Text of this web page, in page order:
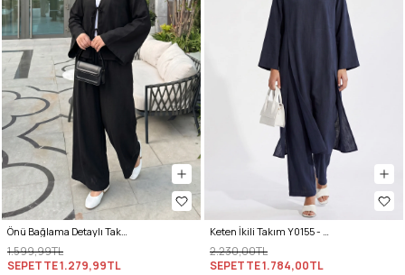
Önü Bağlama Detaylı Takım Y0143 - SİYAH
1.599,99TL
SEPETTE1.279,99TL
Keten İkili Takım Y0155 - LACİVERT
2.230,00TL
SEPETTE1.784,00TL